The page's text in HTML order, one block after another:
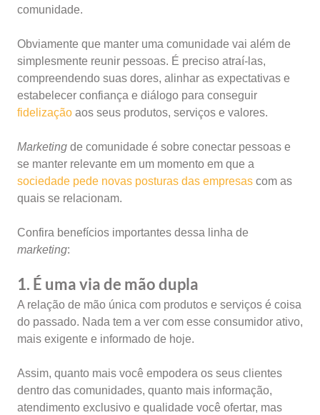
comunidade.
Obviamente que manter uma comunidade vai além de
simplesmente reunir pessoas. É preciso atraí-las,
compreendendo suas dores, alinhar as expectativas e
estabelecer confiança e diálogo para conseguir
fidelização aos seus produtos, serviços e valores.
Marketing de comunidade é sobre conectar pessoas e
se manter relevante em um momento em que a
sociedade pede novas posturas das empresas com as
quais se relacionam.
Confira benefícios importantes dessa linha de
marketing:
1. É uma via de mão dupla
A relação de mão única com produtos e serviços é coisa
do passado. Nada tem a ver com esse consumidor ativo,
mais exigente e informado de hoje.
Assim, quanto mais você empodera os seus clientes
dentro das comunidades, quanto mais informação,
atendimento exclusivo e qualidade você ofertar, mas